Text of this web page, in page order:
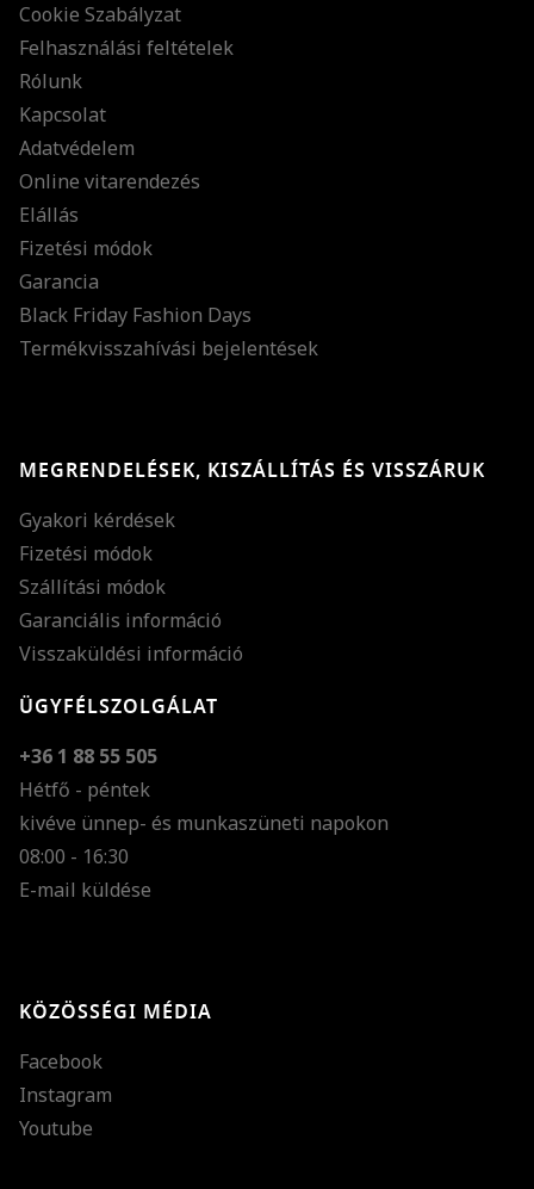
Cookie Szabályzat
Felhasználási feltételek
Rólunk
Kapcsolat
Adatvédelem
Online vitarendezés
Elállás
Fizetési módok
Garancia
Black Friday Fashion Days
Termékvisszahívási bejelentések
MEGRENDELÉSEK, KISZÁLLÍTÁS ÉS VISSZÁRUK
Gyakori kérdések
Fizetési módok
Szállítási módok
Garanciális információ
Visszaküldési információ
ÜGYFÉLSZOLGÁLAT
+36 1 88 55 505
Hétfő - péntek
kivéve ünnep- és munkaszüneti napokon
08:00 - 16:30
E-mail küldése
KÖZÖSSÉGI MÉDIA
Facebook
Instagram
Youtube